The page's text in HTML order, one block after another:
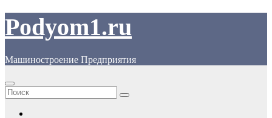
Перейти
содержимому
Podyom1.ru
Машиностроение Предприятия